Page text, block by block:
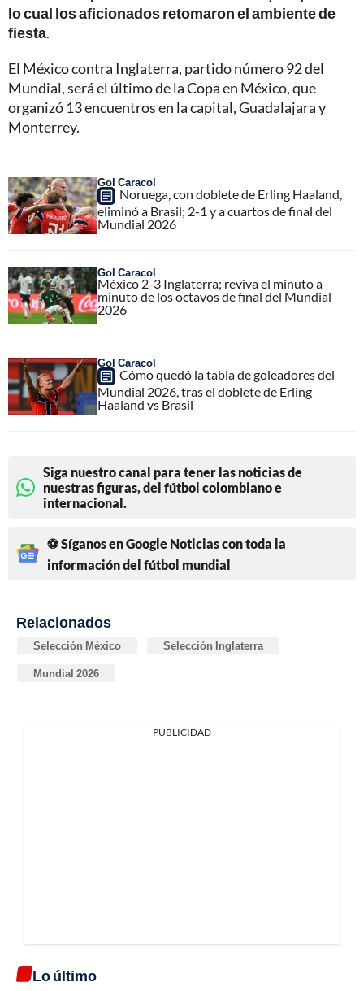
lo cual los aficionados retomaron el ambiente de
fiesta.
El México contra Inglaterra, partido número 92 del
Mundial, será el último de la Copa en México, que
organizó 13 encuentros en la capital, Guadalajara y
Monterrey.
Gol Caracol
Noruega, con doblete de Erling Haaland,
eliminó a Brasil; 2-1 y a cuartos de final del
Mundial 2026
Gol Caracol
México 2-3 Inglaterra; reviva el minuto a
minuto de los octavos de final del Mundial
2026
Gol Caracol
Cómo quedó la tabla de goleadores del
Mundial 2026, tras el doblete de Erling
Haaland vs Brasil
Siga nuestro canal para tener las noticias de
nuestras figuras, del fútbol colombiano e
internacional.
⚽ Síganos en Google Noticias con toda la
información del fútbol mundial
Relacionados
Selección México Selección Inglaterra
Mundial 2026
PUBLICIDAD
Lo último